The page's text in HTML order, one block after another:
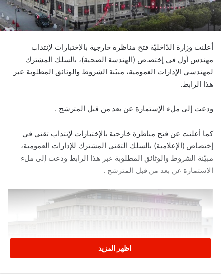
أعلنت وزارة الدّاخليّة فتح مناظرة خارجية بالإختبارات لإنتداب
مهندس أول في إختصاص (الهندسة الصحية)، بالسلك المشترك
لمهندسي الإدارات العمومية، مبيّنة الشروط والوثائق المطلوبة عبر
هذا الرابط.
ودعت إلى ملء الإستمارة عن بعد من قبل المترشح .
كما أعلنت عن فتح مناظرة خارجية بالإختبارات لإنتداب تقني في
إختصاص (الإعلامية) بالسلك التقني المشترك للإدارات العمومية،
مبيّنة الشروط والوثائق المطلوبة عبر هذا الرابط ودعت إلى ملء
الإستمارة عن بعد من قبل المترشح .
اظهر المزيد